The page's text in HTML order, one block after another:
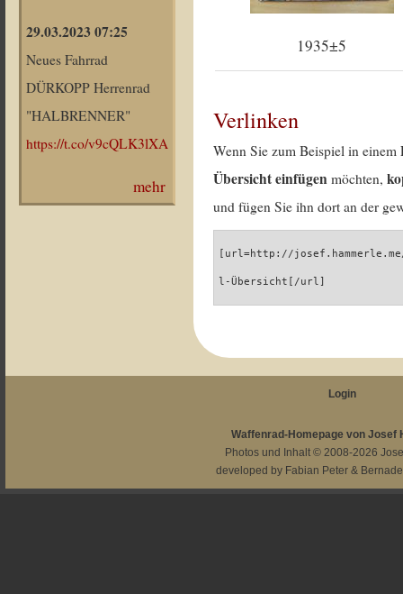
29.03.2023 07:25
Neues Fahrrad
DÜRKOPP Herrenrad
"HALBRENNER"
https://t.co/v9cQLK3lXA
mehr
1935±5
Verlinken
Wenn Sie zum Beispiel in
Übersicht einfügen möchten,
und fügen Sie ihn dort an der
[url=http://
l-Übersicht[/url]
Login
Waffenrad-Homepage von Josef
Photos und Inhalt © 2008-2026
developed by Fabian Peter &